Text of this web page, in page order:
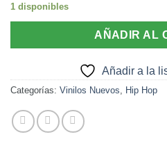
1 disponibles
AÑADIR AL
Añadir a la
Categorías: Vinilos Nuevos, Hip Hop